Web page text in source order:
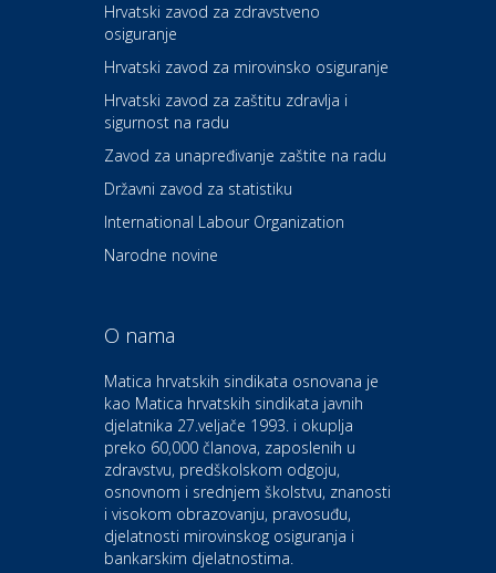
Zdravlje i osiguranje
Povoljnosti
Dental Sudar
Dom i dizajn
Euro-vrt – kosilice, motorne
Odmor
Bistrica
Auto-moto i tehnika
CIAK Auto d.o.o.
Kultura i edukacija
Kazalište Gavella
Hrvatski zavod za zdravstveno
osiguranje
Hrvatski zavod za mirovinsko osiguranje
Hrvatski zavod za zaštitu zdravlja i
sigurnost na radu
Zavod za unapređivanje zaštite na radu
Državni zavod za statistiku
International Labour Organization
Narodne novine
O nama
Matica hrvatskih sindikata osnovana je
kao Matica hrvatskih sindikata javnih
djelatnika 27.veljače 1993. i okuplja
preko 60,000 članova, zaposlenih u
zdravstvu, predškolskom odgoju,
osnovnom i srednjem školstvu, znanosti
i visokom obrazovanju, pravosuđu,
djelatnosti mirovinskog osiguranja i
bankarskim djelatnostima.